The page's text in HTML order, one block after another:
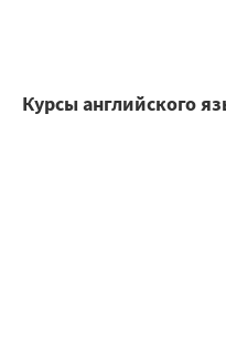
Курсы английского